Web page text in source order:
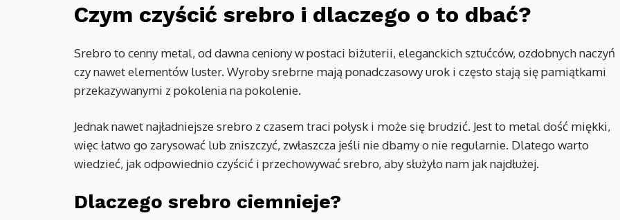
Czym czyścić srebro i dlaczego o to dbać?
Srebro to cenny metal, od dawna ceniony w postaci biżuterii, eleganckich sztućców, ozdobnych naczyń
czy nawet elementów luster. Wyroby srebrne mają ponadczasowy urok i często stają się pamiątkami
przekazywanymi z pokolenia na pokolenie.
Jednak nawet najładniejsze srebro z czasem traci połysk i może się brudzić. Jest to metal dość miękki,
więc łatwo go zarysować lub zniszczyć, zwłaszcza jeśli nie dbamy o nie regularnie. Dlatego warto
wiedzieć, jak odpowiednio czyścić i przechowywać srebro, aby służyło nam jak najdłużej.
Dlaczego srebro ciemnieje?